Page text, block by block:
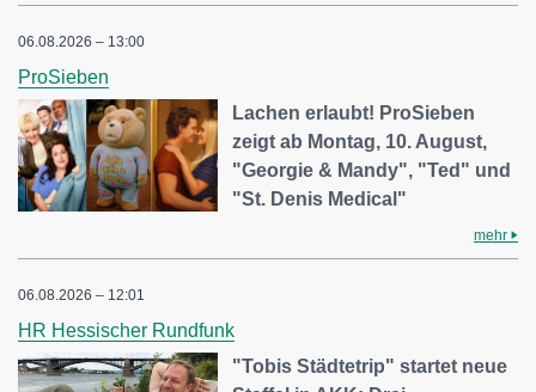
06.08.2026 – 13:00
ProSieben
Lachen erlaubt! ProSieben
zeigt ab Montag, 10. August,
"Georgie & Mandy", "Ted" und
"St. Denis Medical"
mehr
06.08.2026 – 12:01
HR Hessischer Rundfunk
"Tobis Städtetrip" startet neue